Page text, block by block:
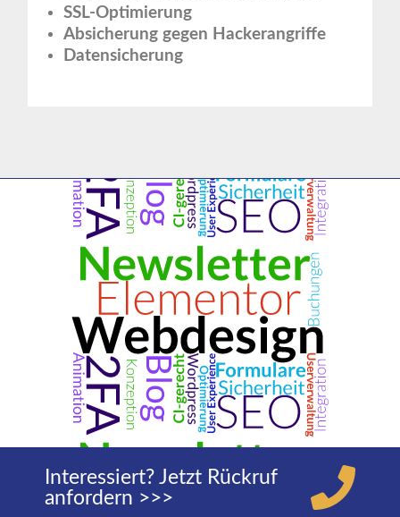
SSL-Optimierung
Absicherung gegen Hackerangriffe
Datensicherung
Interessiert? Jetzt Rückruf
anfordern >>>